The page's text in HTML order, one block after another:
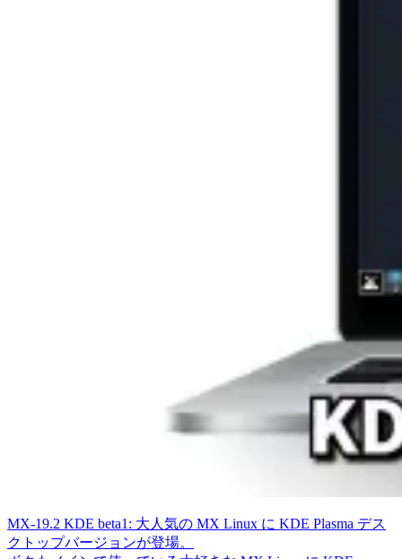
MX-19.2 KDE beta1: 大人気の MX Linux に KDE Plasma デス
クトップバージョンが登場。